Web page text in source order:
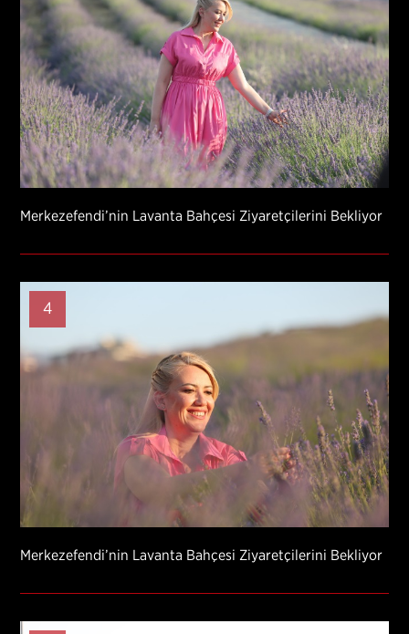
Merkezefendi’nin Lavanta Bahçesi Ziyaretçilerini Bekliyor
4
Merkezefendi’nin Lavanta Bahçesi Ziyaretçilerini Bekliyor